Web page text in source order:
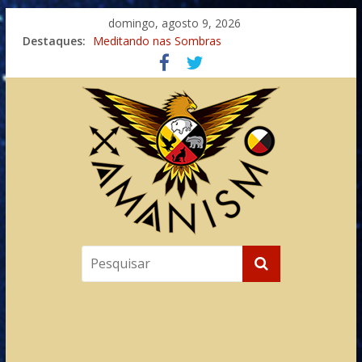
domingo, agosto 9, 2026
Destaques: Meditando nas Sombras
Autosuficiência: A Jornada do Espírito Ancestral
Xamanismo Universal
Totens – Caminho Espiritual – Crescimento
Imaginação na Cura